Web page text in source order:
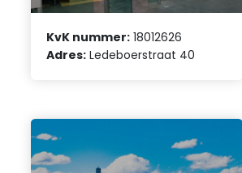
KvK nummer: 18012626
Adres: Ledeboerstraat 40